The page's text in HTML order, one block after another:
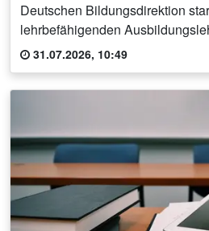
Deutschen Bildungsdirektion
lehrbefähigenden
31.07.2026, 10:49